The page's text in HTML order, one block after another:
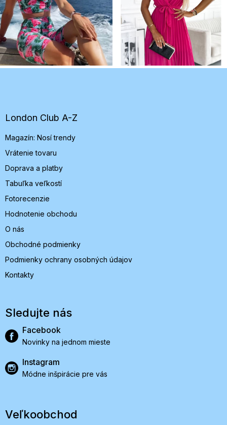
e
London Club A-Z
Magazín: Nosí trendy
Vrátenie tovaru
Doprava a platby
Tabuľka veľkostí
Fotorecenzie
Hodnotenie obchodu
O nás
Obchodné podmienky
Podmienky ochrany osobných údajov
Kontakty
Sledujte nás
Facebook
Novinky na jednom mieste
Instagram
Módne inšpirácie pre vás
Veľkoobchod